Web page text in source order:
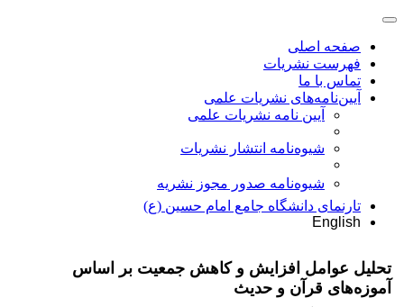
صفحه اصلی
فهرست نشریات
تماس با ما
آیین‌نامه‌های نشریات علمی
آیین نامه نشریات علمی
شیوه‌نامه انتشار نشریات
شیوهنامه صدور مجوز نشریه
تارنمای دانشگاه جامع امام حسین (ع)
English
تحلیل عوامل افزایش و کاهش جمعیت بر اساس
آموزه‌های قرآن و حدیث